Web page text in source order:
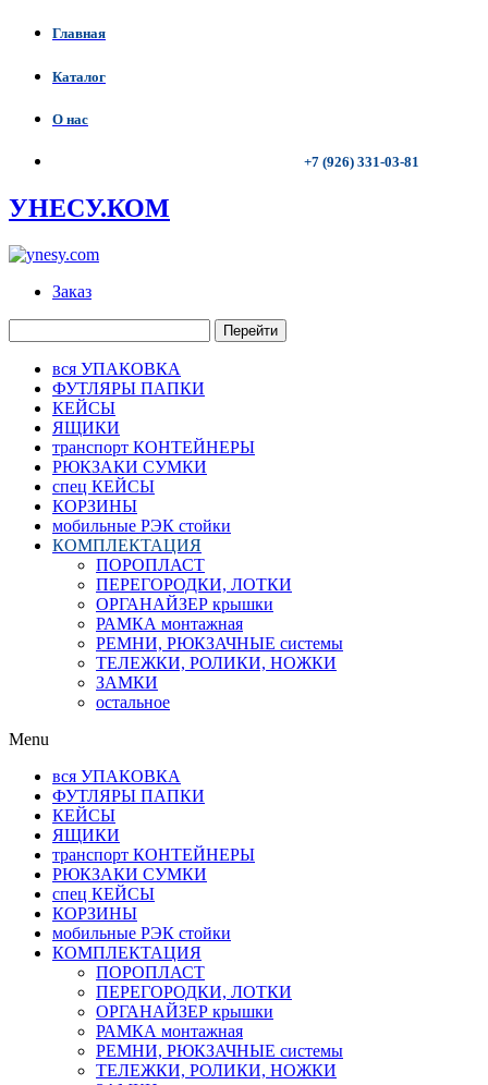
Главная
Каталог
О нас
+7 (926) 331-03-81
УНЕСУ.КОМ
Заказ
Перейти
вся УПАКОВКА
ФУТЛЯРЫ ПАПКИ
КЕЙСЫ
ЯЩИКИ
транспорт КОНТЕЙНЕРЫ
РЮКЗАКИ СУМКИ
спец КЕЙСЫ
КОРЗИНЫ
мобильные РЭК стойки
КОМПЛЕКТАЦИЯ
ПОРОПЛАСТ
ПЕРЕГОРОДКИ, ЛОТКИ
ОРГАНАЙЗЕР крышки
РАМКА монтажная
РЕМНИ, РЮКЗАЧНЫЕ системы
ТЕЛЕЖКИ, РОЛИКИ, НОЖКИ
ЗАМКИ
остальное
Menu
вся УПАКОВКА
ФУТЛЯРЫ ПАПКИ
КЕЙСЫ
ЯЩИКИ
транспорт КОНТЕЙНЕРЫ
РЮКЗАКИ СУМКИ
спец КЕЙСЫ
КОРЗИНЫ
мобильные РЭК стойки
КОМПЛЕКТАЦИЯ
ПОРОПЛАСТ
ПЕРЕГОРОДКИ, ЛОТКИ
ОРГАНАЙЗЕР крышки
РАМКА монтажная
РЕМНИ, РЮКЗАЧНЫЕ системы
ТЕЛЕЖКИ, РОЛИКИ, НОЖКИ